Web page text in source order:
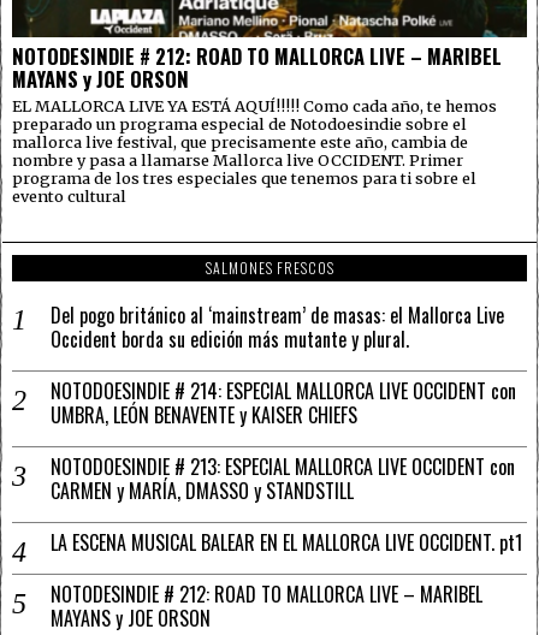
NOTODESINDIE # 212: ROAD TO MALLORCA LIVE – MARIBEL
MAYANS y JOE ORSON
EL MALLORCA LIVE YA ESTÁ AQUÍ!!!!! Como cada año, te hemos
preparado un programa especial de Notodoesindie sobre el
mallorca live festival, que precisamente este año, cambia de
nombre y pasa a llamarse Mallorca live OCCIDENT. Primer
programa de los tres especiales que tenemos para ti sobre el
evento cultural
SALMONES FRESCOS
Del pogo británico al ‘mainstream’ de masas: el Mallorca Live
Occident borda su edición más mutante y plural.
NOTODOESINDIE # 214: ESPECIAL MALLORCA LIVE OCCIDENT con
UMBRA, LEÓN BENAVENTE y KAISER CHIEFS
NOTODOESINDIE # 213: ESPECIAL MALLORCA LIVE OCCIDENT con
CARMEN y MARÍA, DMASSO y STANDSTILL
LA ESCENA MUSICAL BALEAR EN EL MALLORCA LIVE OCCIDENT. pt1
NOTODESINDIE # 212: ROAD TO MALLORCA LIVE – MARIBEL
MAYANS y JOE ORSON